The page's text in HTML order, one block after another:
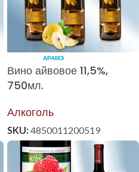
АРАМЭ
Вино айвовое 11,5%,
750мл.
Алкоголь
SKU: 4850011200519